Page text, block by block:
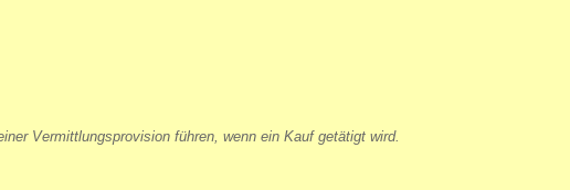
Vermittlungsprovision führen, wenn ein Kauf getätigt wird.